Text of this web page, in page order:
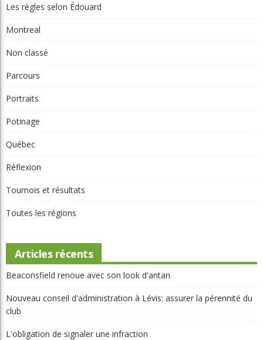
Les règles selon Édouard
Montreal
Non classé
Parcours
Portraits
Potinage
Québec
Réflexion
Tournois et résultats
Toutes les régions
Articles récents
Beaconsfield renoue avec son look d'antan
Nouveau conseil d'administration à Lévis: assurer la pérennité du
club
L'obligation de signaler une infraction